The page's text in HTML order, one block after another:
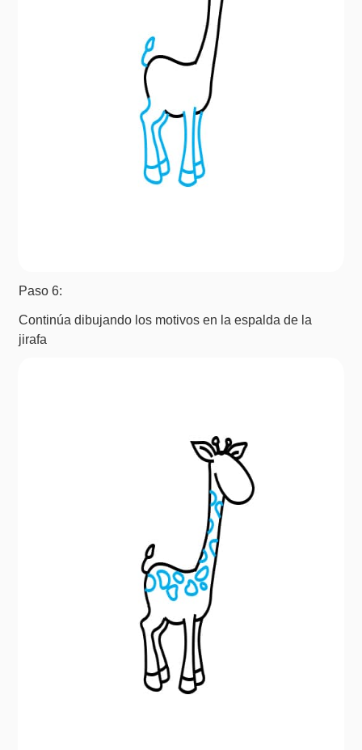
Paso 6:
Continúa dibujando los motivos en la espalda de la
jirafa